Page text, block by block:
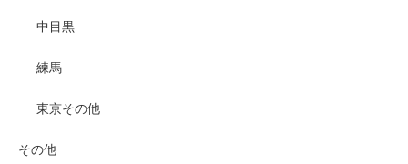
中目黒
練馬
東京その他
その他